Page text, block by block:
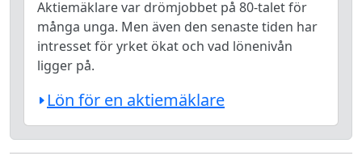
Aktiemäklare var drömjobbet på 80-talet för
många unga. Men även den senaste tiden har
intresset för yrket ökat och vad lönenivån
ligger på.
Lön för en aktiemäklare